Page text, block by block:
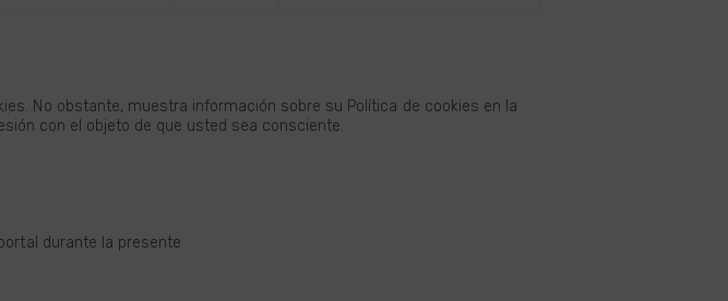
No obstante, muestra información sobre su Política de cookies en la
con el objeto de que usted sea consciente.
durante la presente